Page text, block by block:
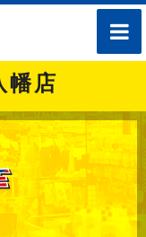
toggle
幡店